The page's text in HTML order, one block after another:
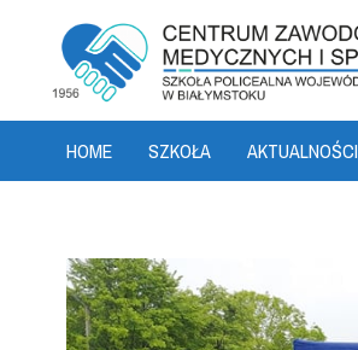
HOME SZKOŁA AKTUALNOŚCI